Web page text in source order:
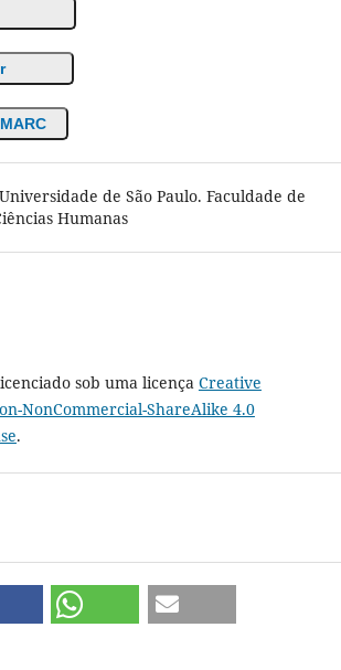
de São Paulo. Faculdade de
Humanas
sob uma licença Creative
NonCommercial-ShareAlike 4.0
.